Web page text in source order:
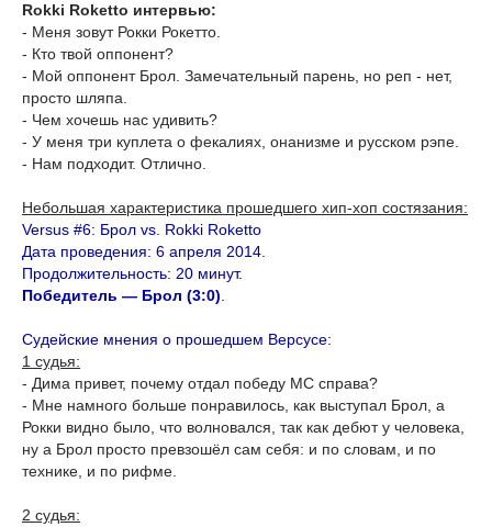
Rokki Roketto интервью:
- Меня зовут Рокки Рокетто.
- Кто твой оппонент?
- Мой оппонент Брол. Замечательный парень, но реп - нет,
просто шляпа.
- Чем хочешь нас удивить?
- У меня три куплета о фекалиях, онанизме и русском рэпе.
- Нам подходит. Отлично.
Небольшая характеристика прошедшего хип-хоп состязания:
Versus #6: Брол vs. Rokki Roketto
Дата проведения: 6 апреля 2014.
Продолжительность: 20 минут.
Победитель — Брол (3:0)
Судейские мнения о прошедшем Версусе:
1 судья:
- Дима привет, почему отдал победу МС справа?
- Мне намного больше понравилось, как выступал Брол, а
Рокки видно было, что волновался, так как дебют у человека,
ну а Брол просто превзошёл сам себя: и по словам, и по
технике, и по рифме.
2 судья: